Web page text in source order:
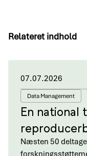
Relateret indhold
07.07.2026
Data Management
En national
Næsten 50